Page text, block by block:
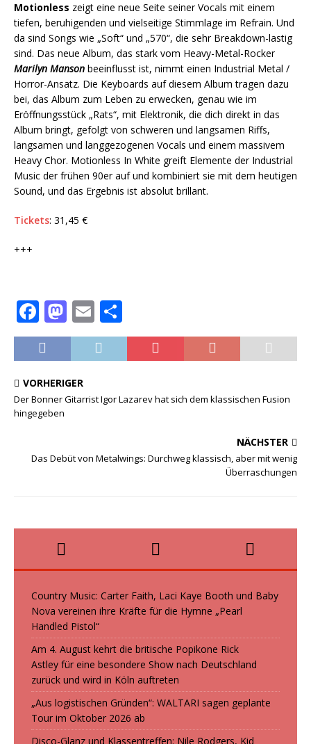
Motionless zeigt eine neue Seite seiner Vocals mit einem
tiefen, beruhigenden und vielseitige Stimmlage im Refrain. Und
da sind Songs wie „Soft“ und „570“, die sehr Breakdown-lastig
sind. Das neue Album, das stark vom Heavy-Metal-Rocker
Marilyn Manson beeinflusst ist, nimmt einen Industrial Metal /
Horror-Ansatz. Die Keyboards auf diesem Album tragen dazu
bei, das Album zum Leben zu erwecken, genau wie im
Eröffnungsstück „Rats“, mit Elektronik, die dich direkt in das
Album bringt, gefolgt von schweren und langsamen Riffs,
langsamen und langgezogenen Vocals und einem massivem
Heavy Chor. Motionless In White greift Elemente der Industrial
Music der frühen 90er auf und kombiniert sie mit dem heutigen
Sound, und das Ergebnis ist absolut brillant.
Tickets: 31,45 €
+++
F
a
c
e
b
o
k
M
a
st
o
d
E
m
ai
ei
le
VORHERIGER
Der Bonner Gitarrist Igor Lazarev hat sich dem klassischen Fusion
hingegeben
NÄCHSTER
Das Debüt von Metalwings: Durchweg klassisch, aber mit wenig
Überraschungen
Country Music: Carter Faith, Laci Kaye Booth und Baby
Nova vereinen ihre Kräfte für die Hymne „Pearl
Handled Pistol“
Am 4. August kehrt die britische Popikone Rick
Astley für eine besondere Show nach Deutschland
zurück und wird in Köln auftreten
„Aus logistischen Gründen“: WALTARI sagen geplante
Tour im Oktober 2026 ab
Disco-Glanz und Klassentreffen: Nile Rodgers, Kid